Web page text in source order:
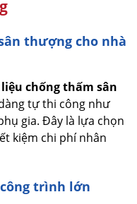
thượng cho nhà
chống thấm sân
tự thi công như
gia. Đây là lựa chọn
kiệm chi phí nhân
trình lớn